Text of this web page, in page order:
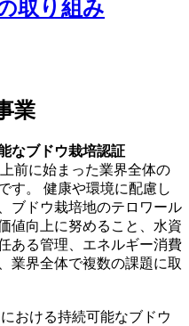
取り組み
業
なブドウ栽培認証
前に始まった業界全体の
す。 健康や環境に配慮し
ブドウ栽培地のテロワール
値向上に努めること、水資
ある管理、エネルギー消費
業界全体で複数の課題に取
おける持続可能なブドウ